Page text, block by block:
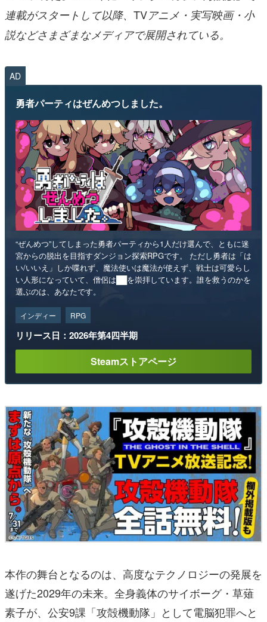
連載がスタートして以降、 TVアニメ・実写映画・小
説などさまざまなメディアで展開されている。
AD
勇者パーティはぜんめつしました。
“ぜんめつ”してしまった勇者パーティから1人だけ選んで、ともに迷
宮からの脱出を目指すダンジョン探索RPGです。 ただし勇者は「は
い/いいえ」しか喋れず、魔法使いは魔法が使えず、戦士は可愛らし
い人形になっていて、僧侶は██を崇拝しています。誰を救うのかを
選ぶのは、あなたです。
インディー RPG
リリース日：2026年第4四半期
Steamストアページ
本作の舞台となるのは、高度なテクノロジーの発展を
遂げた2029年の未来。全身義体のサイボーグ・草薙
素子が、公安9課「攻殻機動隊」として電脳犯罪へと